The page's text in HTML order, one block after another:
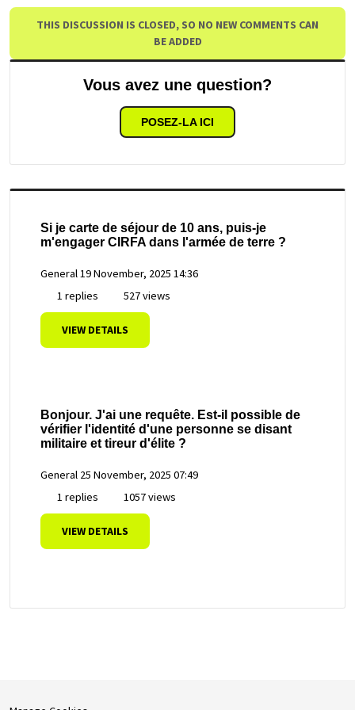
THIS DISCUSSION IS CLOSED, SO NO NEW COMMENTS CAN
BE ADDED
Vous avez une question?
POSEZ-LA ICI
Si je carte de séjour de 10 ans, puis-je
m'engager CIRFA dans l'armée de terre ?
General19 November, 2025 14:36
1 replies
527 views
VIEW DETAILS
Bonjour. J'ai une requête. Est-il possible de
vérifier l'identité d'une personne se disant
militaire et tireur d'élite ?
General 25 November, 2025 07:49
1 replies
1057 views
VIEW DETAILS